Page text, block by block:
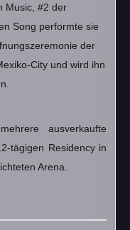
Music, #2 der
Song performte sie
der
City und wird ihn
ausverkaufte
tägigen Residency in
Arena.